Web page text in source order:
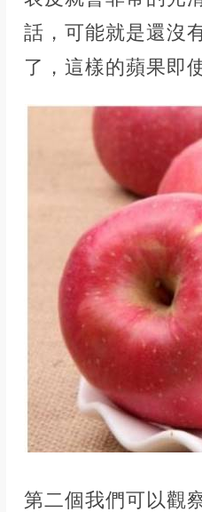
話，可能就是還沒
了，這樣的蘋果即
第二個我們可以觀